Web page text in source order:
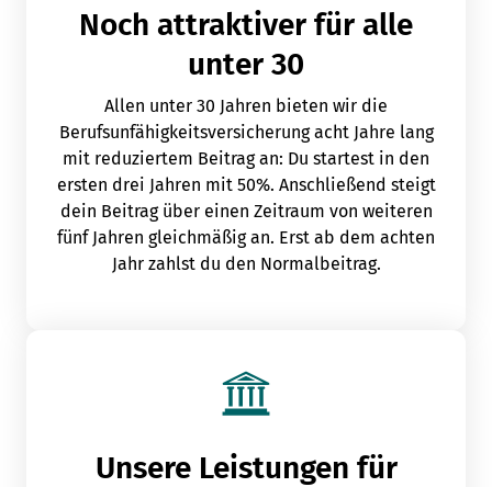
Noch attraktiver für alle
unter 30
Allen unter 30 Jahren bieten wir die
Berufsunfähigkeitsversicherung acht Jahre lang
mit reduziertem Beitrag an: Du startest in den
ersten drei Jahren mit 50%. Anschließend steigt
dein Beitrag über einen Zeitraum von weiteren
fünf Jahren gleichmäßig an. Erst ab dem achten
Jahr zahlst du den Normalbeitrag.
Unsere Leistungen für